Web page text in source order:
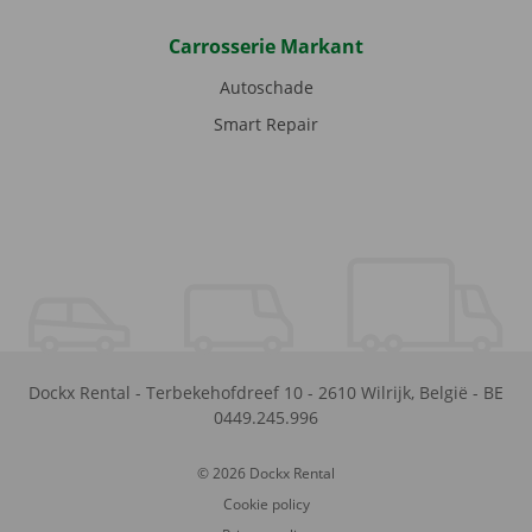
Carrosserie Markant
Autoschade
Smart Repair
Dockx Rental - Terbekehofdreef 10 - 2610 Wilrijk, België - BE
0449.245.996
© 2026 Dockx Rental
Cookie policy